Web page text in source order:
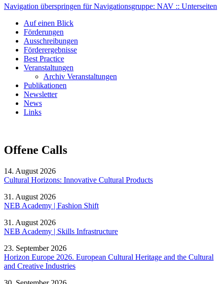
Navigation überspringen für Navigationsgruppe: NAV :: Unterseiten
Auf einen Blick
Förderungen
Ausschreibungen
Förderergebnisse
Best Practice
Veranstaltungen
Archiv Veranstaltungen
Publikationen
Newsletter
News
Links
Offene Calls
14. August 2026
Cultural Horizons: Innovative Cultural Products
31. August 2026
NEB Academy | Fashion Shift
31. August 2026
NEB Academy | Skills Infrastructure
23. September 2026
Horizon Europe 2026. European Cultural Heritage and the Cultural
and Creative Industries